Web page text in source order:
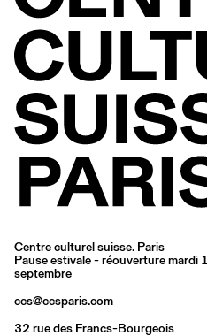
Centre culturel suisse. Paris
Pause estivale - réouverture mardi
septembre
ccs@ccsparis.com
32 rue des Francs-Bourgeois